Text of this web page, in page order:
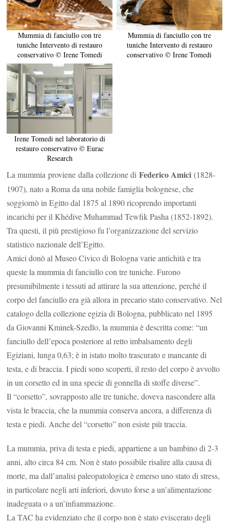
Mummia di fanciullo con tre
tuniche Intervento di restauro
conservativo © Irene Tomedi
Mummia di fanciullo con tre
tuniche Intervento di restauro
conservativo © Irene Tomedi
Irene Tomedi nel laboratorio di
restauro conservativo © Eurac
Research
La mummia proviene dalla collezione di Federico Amici (1828-
1907), nato a Roma da una nobile famiglia bolognese, che
soggiornò in Egitto dal 1875 al 1890 ricoprendo importanti
incarichi per il Khédive Muhammad Tewfik Pasha (1852-1892).
Tra questi, il più prestigioso fu l’organizzazione del servizio
statistico nazionale dell’Egitto.
Amici donò al Museo Civico di Bologna varie antichità e tra
queste la mummia di fanciullo con tre tuniche. Furono
presumibilmente i tessuti ad attirare la sua attenzione, perché il
corpo del fanciullo era già allora in precario stato conservativo. Nel
catalogo della collezione egizia di Bologna, pubblicato nel 1895
da Giovanni Kminek-Szedlo, la mummia è descritta come: “un
fanciullo dell’epoca posteriore al retto imbalsamento degli
Egiziani, lunga 0,63; è in istato molto trascurato e mancante di
testa, e di braccia. I piedi sono scoperti, il resto del corpo è avvolto
in un corsetto ed in una specie di gonnella di stoffe diverse”.
Il “corsetto”, sovrapposto alle tre tuniche, doveva nascondere alla
vista le braccia, che la mummia conserva ancora, a differenza di
testa e piedi. Anche del “corsetto” non esiste più traccia.
La mummia, priva di testa e piedi, appartiene a un bambino di 2-3
anni, alto circa 84 cm. Non è stato possibile risalire alla causa di
morte, ma dall’analisi paleopatologica è emerso uno stato di stress,
in particolare negli arti inferiori, dovuto forse a un’alimentazione
inadeguata o a un’infiammazione.
La TAC ha evidenziato che il corpo non è stato eviscerato degli